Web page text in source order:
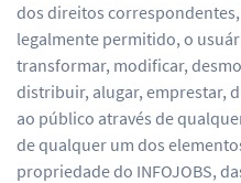
dos direitos
legalmente permitido, o
transformar, modificar,
distribuir, alugar, emprestar,
ao público através de
de qualquer um dos
propriedade do INFOJOBS,